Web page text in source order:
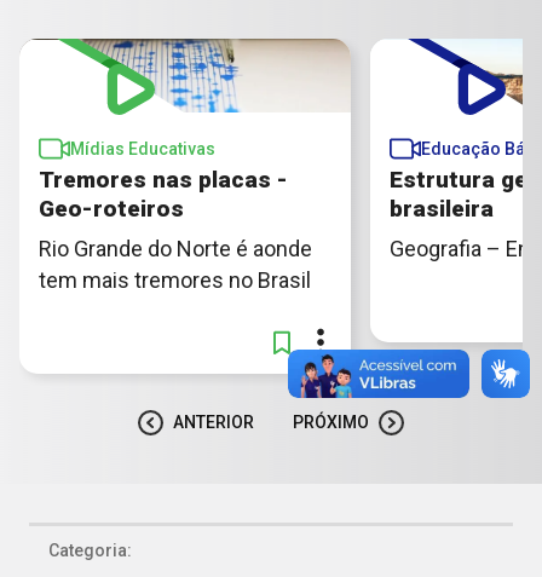
Mídias Educativas
Tremores nas placas -
Geo-roteiros
Rio Grande do Norte é aonde
tem mais tremores no Brasil
Educação
Estrutura
brasileira​
Geografia –
ANTERIOR PRÓXIMO
Categoria: